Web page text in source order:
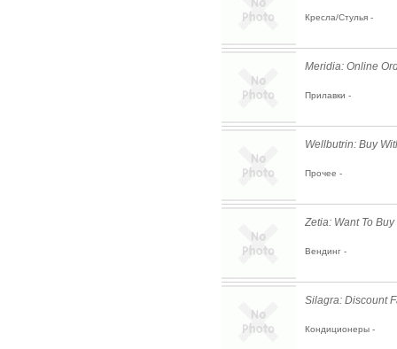
Кресла/Стулья -
Meridia: Online
Прилавки -
Wellbutrin: Buy
Прочее -
Zetia: Want To
Вендинг -
Silagra: Discount
Кондиционеры -